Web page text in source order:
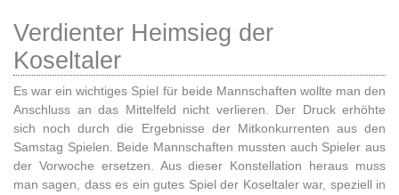
Verdienter Heimsieg der
Koseltaler
Es war ein wichtiges Spiel für beide Mannschaften wollte man den
Anschluss an das Mittelfeld nicht verlieren. Der Druck erhöhte
sich noch durch die Ergebnisse der Mitkonkurrenten aus den
Samstag Spielen. Beide Mannschaften mussten auch Spieler aus
der Vorwoche ersetzen. Aus dieser Konstellation heraus muss
man sagen, dass es ein gutes Spiel der Koseltaler war, speziell in